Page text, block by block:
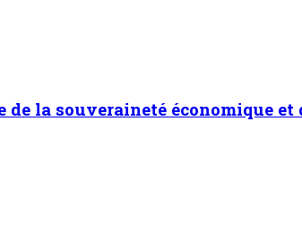
la souveraineté économique